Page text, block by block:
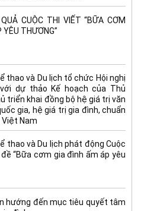
CUỘC THI VIẾT “BỮA CƠM
THƯƠNG”
thao và Du lịch tổ chức Hội nghị
dự thảo Kế hoạch của Thủ
triển khai đồng bộ hệ giá trị văn
gia, hệ giá trị gia đình, chuẩn
Nam
thao và Du lịch phát động Cuộc
“Bữa cơm gia đình ấm áp yêu
hướng đến mục tiêu quyết tâm